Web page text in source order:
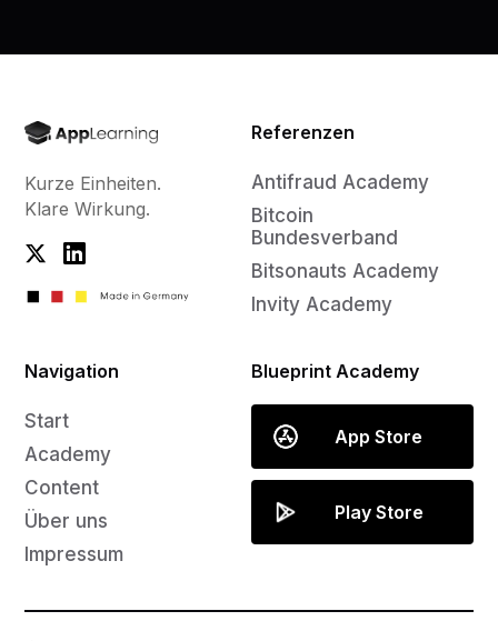
Kurze Einheiten.
Klare Wirkung.
Referenzen
Antifraud Academy
Bitcoin
Bundesverband
Bitsonauts Academy
Invity Academy
Navigation
Start
Academy
Content
Über uns
Impressum
Blueprint Academy
App Store
Play Store